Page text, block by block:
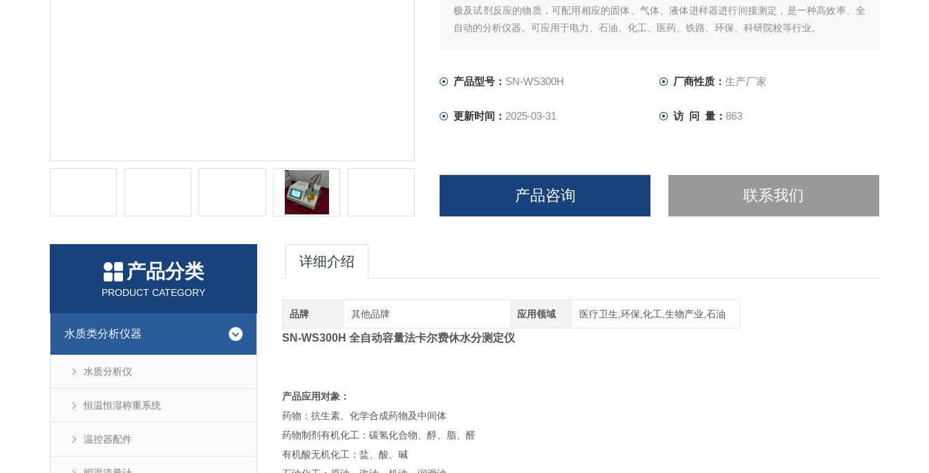
极及试剂反应的物质，可配用相应的固体、气体、液体进样器进行间接测定，是一种高效率、全
自动的分析仪器。可应用于电力、石油、化工、医药、铁路、环保、科研院校等行业。
产品型号： SN-WS300H 厂商性质： 生产厂家
更新时间： 2025-03-31 访 问 量： 863
产品咨询 联系我们
产品分类
PRODUCT CATEGORY
水质类分析仪器
水质分析仪
恒温恒湿称重系统
温控器配件
详细介绍
品牌 其他品牌 应用领域 医疗卫生,环保,化工,生物产业,石油
SN-WS300H 全自动容量法卡尔费休水分测定仪
产品应用对象：
药物：抗生素、化学合成药物及中间体
药物制剂有机化工：碳氢化合物、醇、脂、醛
有机酸无机化工：盐、酸、碱